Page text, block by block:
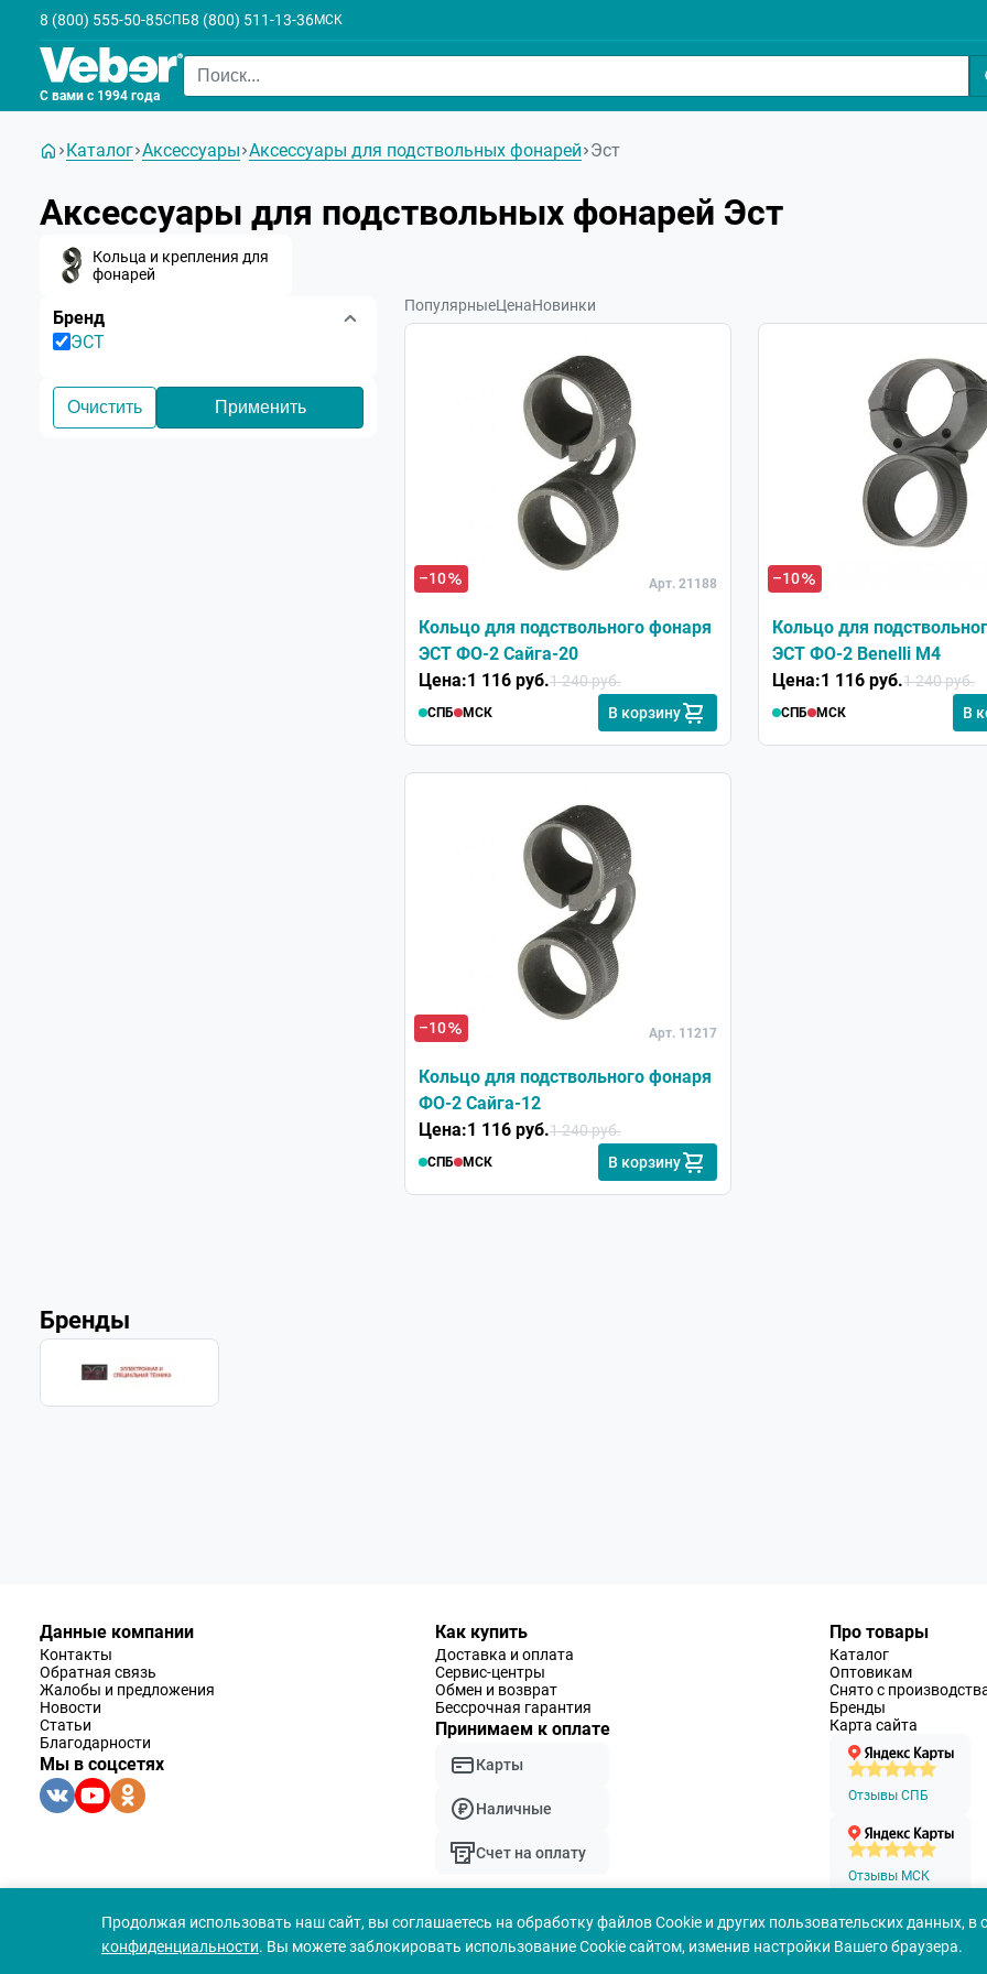
8 (800) 555-50-85СПБ8 (800) 511-13-36МСК
С вами с 1994 года
Каталог Аксессуары Аксессуары для подствольных фонарей Эст
Аксессуары для подствольных фонарей Эст
Кольца и крепления для
фонарей
Бренд
ЭСТ
ПопулярныеЦенаНовинки
Популярные
Новинки
–10 Арт. 21188
Кольцо для подствольного фонаря
ЭСТ ФО-2 Сайга-20
Цена:1 116 руб.1 240 руб.
СПБ МСК В корзину
–10
Кольцо для
ЭСТ ФО-2 Benelli M4
Цена:1 116 руб.1 240 руб.
СПБ МСК В
–10 Арт. 11217
Кольцо для подствольного фонаря
ФО-2 Сайга-12
Цена:1 116 руб.1 240 руб.
СПБ МСК В корзину
Бренды
Данные компании
Контакты
Обратная связь
Жалобы и предложения
Новости
Статьи
Благодарности
Мы в соцсетях
Как купить
Доставка и оплата
Сервис-центры
Обмен и возврат
Бессрочная гарантия
Принимаем к оплате
Карты
Наличные
Счет на оплату
Про товары
Каталог
Оптовикам
Снято с
Бренды
Карта сайта
Отзывы СПБ
Отзывы МСК
© 1994 — 2026 ООО «Наблюдательные приборы» Политика конфеденциальности Согласие на
Продолжая использовать наш сайт, вы соглашаетесь на обработку файлов Cookie и других пользовательских данных, в
конфиденциальности. Вы можете заблокировать использование Cookie сайтом, изменив настройки Вашего браузера.